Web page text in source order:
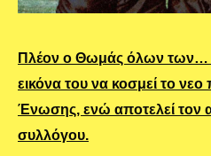
Πλέον ο Θωμάς όλων των…
εικόνα του να κοσμεί το νεο
Ένωσης, ενώ αποτελεί τον
συλλόγου.